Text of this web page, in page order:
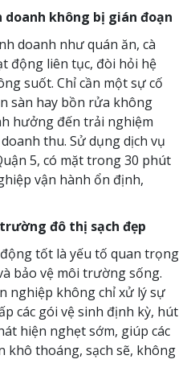
không bị gián đoạn
doanh như quán ăn, cà
động liên tục, đòi hỏi hệ
suốt. Chỉ cần một sự cố
sàn hay bồn rửa không
hưởng đến trải nghiệm
thu. Sử dụng dịch vụ
5, có mặt trong 30 phút
vận hành ổn định,
đô thị sạch đẹp
tốt là yếu tố quan trọng
bảo vệ môi trường sống.
nghiệp không chỉ xử lý sự
các gói vệ sinh định kỳ, hút
hiện nghẹt sớm, giúp các
khô thoáng, sạch sẽ, không